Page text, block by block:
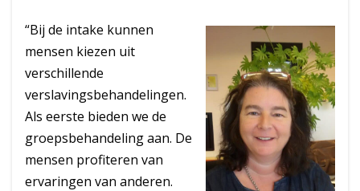
“Bij de intake kunnen
mensen kiezen uit
verschillende
verslavingsbehandelingen.
Als eerste bieden we de
groepsbehandeling aan. De
mensen profiteren van
ervaringen van anderen.